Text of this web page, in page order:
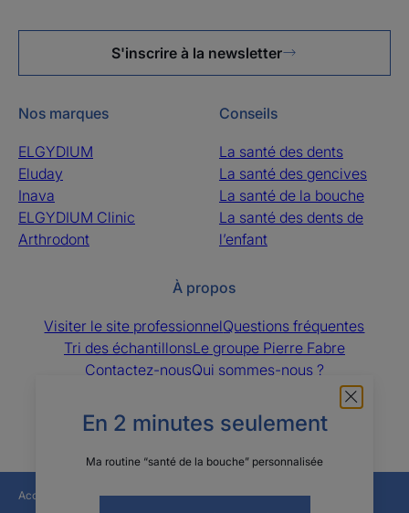
En 2 minutes seulement
Ma routine “santé de la bouche” personnalisée
S'inscrire à la newsletter
Nos marques
ELGYDIUM
Eluday
Inava
ELGYDIUM Clinic
Arthrodont
Conseils
La santé des dents
La santé des gencives
La santé de la bouche
La santé des dents de
l’enfant
À propos
Visiter le site professionnelQuestions fréquentes
Tri des échantillonsLe groupe Pierre Fabre
Contactez-nousQui sommes-nous ?
Accessibilité : non conforme
Mentions légales